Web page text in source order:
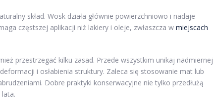
skład. Wosk działa głównie powierzchniowo i nadaje
częstszej aplikacji niż lakiery i oleje, zwłaszcza w miejscach
przestrzegać kilku zasad. Przede wszystkim unikaj nadmiernej
i osłabienia struktury. Zaleca się stosowanie mat lub
Dobre praktyki konserwacyjne nie tylko przedłużą